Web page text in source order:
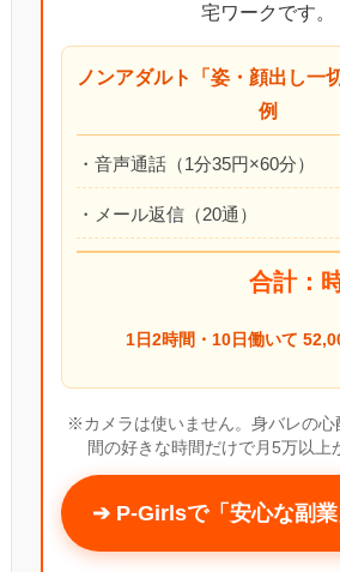
宅ワークです。
ノンアダルト「姿・顔出し一
例
・音声通話（1分35円×60分）
・メール返信（20通）
合計：
1日2時間・10日働いて
※カメラは使いません。身バレの心
間の好きな時間だけで月5万以上
➔ P-Girlsで「安心な副